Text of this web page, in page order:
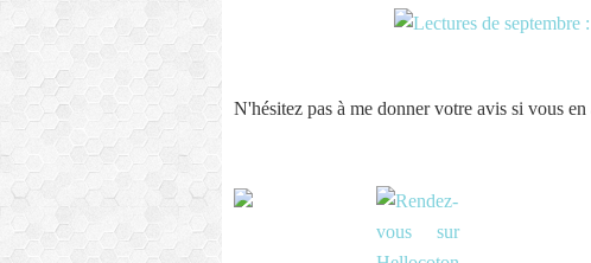
N'hésitez pas à me donner votre avis si vous